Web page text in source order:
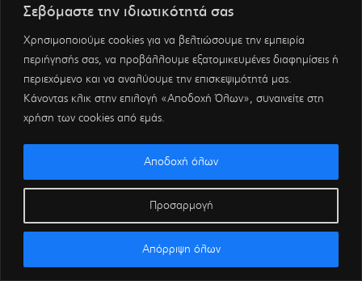
Σεβόμαστε την ιδιωτικότητά σας
Χρησιμοποιούμε cookies για να βελτιώσουμε την εμπειρία
περιήγησής σας, να προβάλλουμε εξατομικευμένες διαφημίσεις ή
περιεχόμενο και να αναλύουμε την επισκεψιμότητά μας.
Κάνοντας κλικ στην επιλογή «Αποδοχή Όλων», συναινείτε στη
χρήση των cookies από εμάς.
Προσαρμογή
Απόρριψη όλων
Αποδοχή όλων